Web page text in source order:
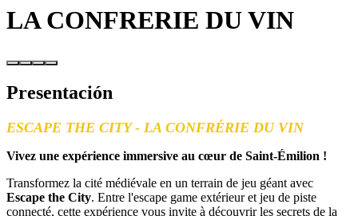
LA CONFRERIE DU VIN
Presentación
ESCAPE THE CITY - LA CONFRÉRIE DU VIN
Vivez une expérience immersive au cœur de Saint-Émilion !
Transformez la cité médiévale en un terrain de jeu géant avec
Escape the City. Entre l'escape game extérieur et jeu de piste
connecté, cette expérience vous invite à découvrir les secrets de la